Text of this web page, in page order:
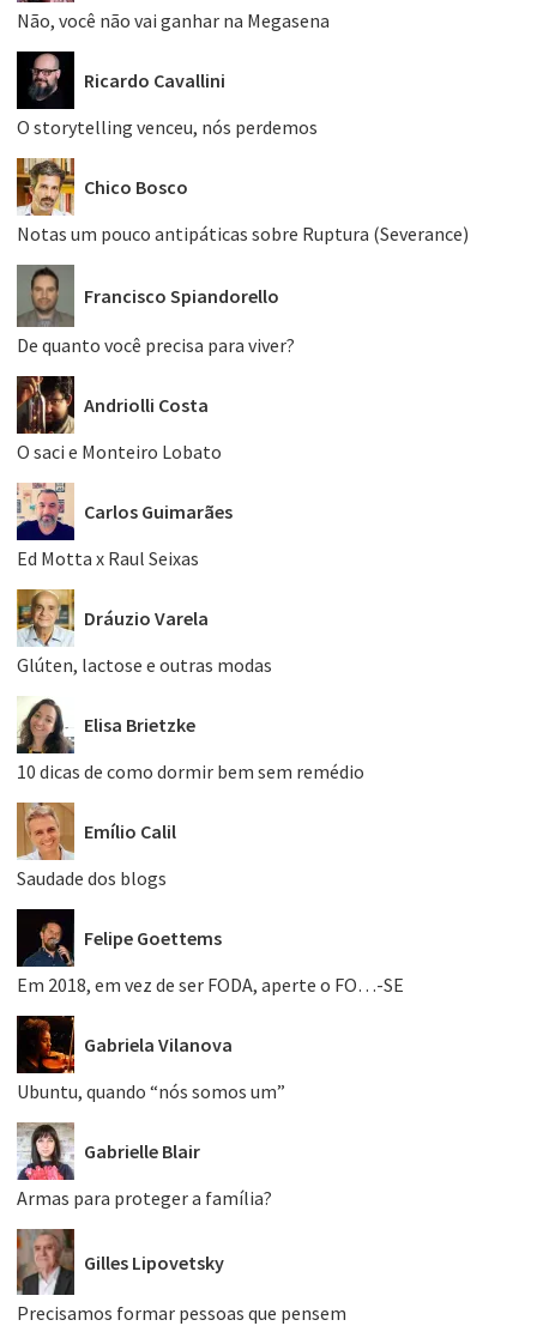
Não, você não vai ganhar na Megasena
Ricardo Cavallini
O storytelling venceu, nós perdemos
Chico Bosco
Notas um pouco antipáticas sobre Ruptura (Severance)
Francisco Spiandorello
De quanto você precisa para viver?
Andriolli Costa
O saci e Monteiro Lobato
Carlos Guimarães
Ed Motta x Raul Seixas
Dráuzio Varela
Glúten, lactose e outras modas
Elisa Brietzke
10 dicas de como dormir bem sem remédio
Emílio Calil
Saudade dos blogs
Felipe Goettems
Em 2018, em vez de ser FODA, aperte o FO…-SE
Gabriela Vilanova
Ubuntu, quando “nós somos um”
Gabrielle Blair
Armas para proteger a família?
Gilles Lipovetsky
Precisamos formar pessoas que pensem